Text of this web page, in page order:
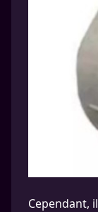
Cependant,